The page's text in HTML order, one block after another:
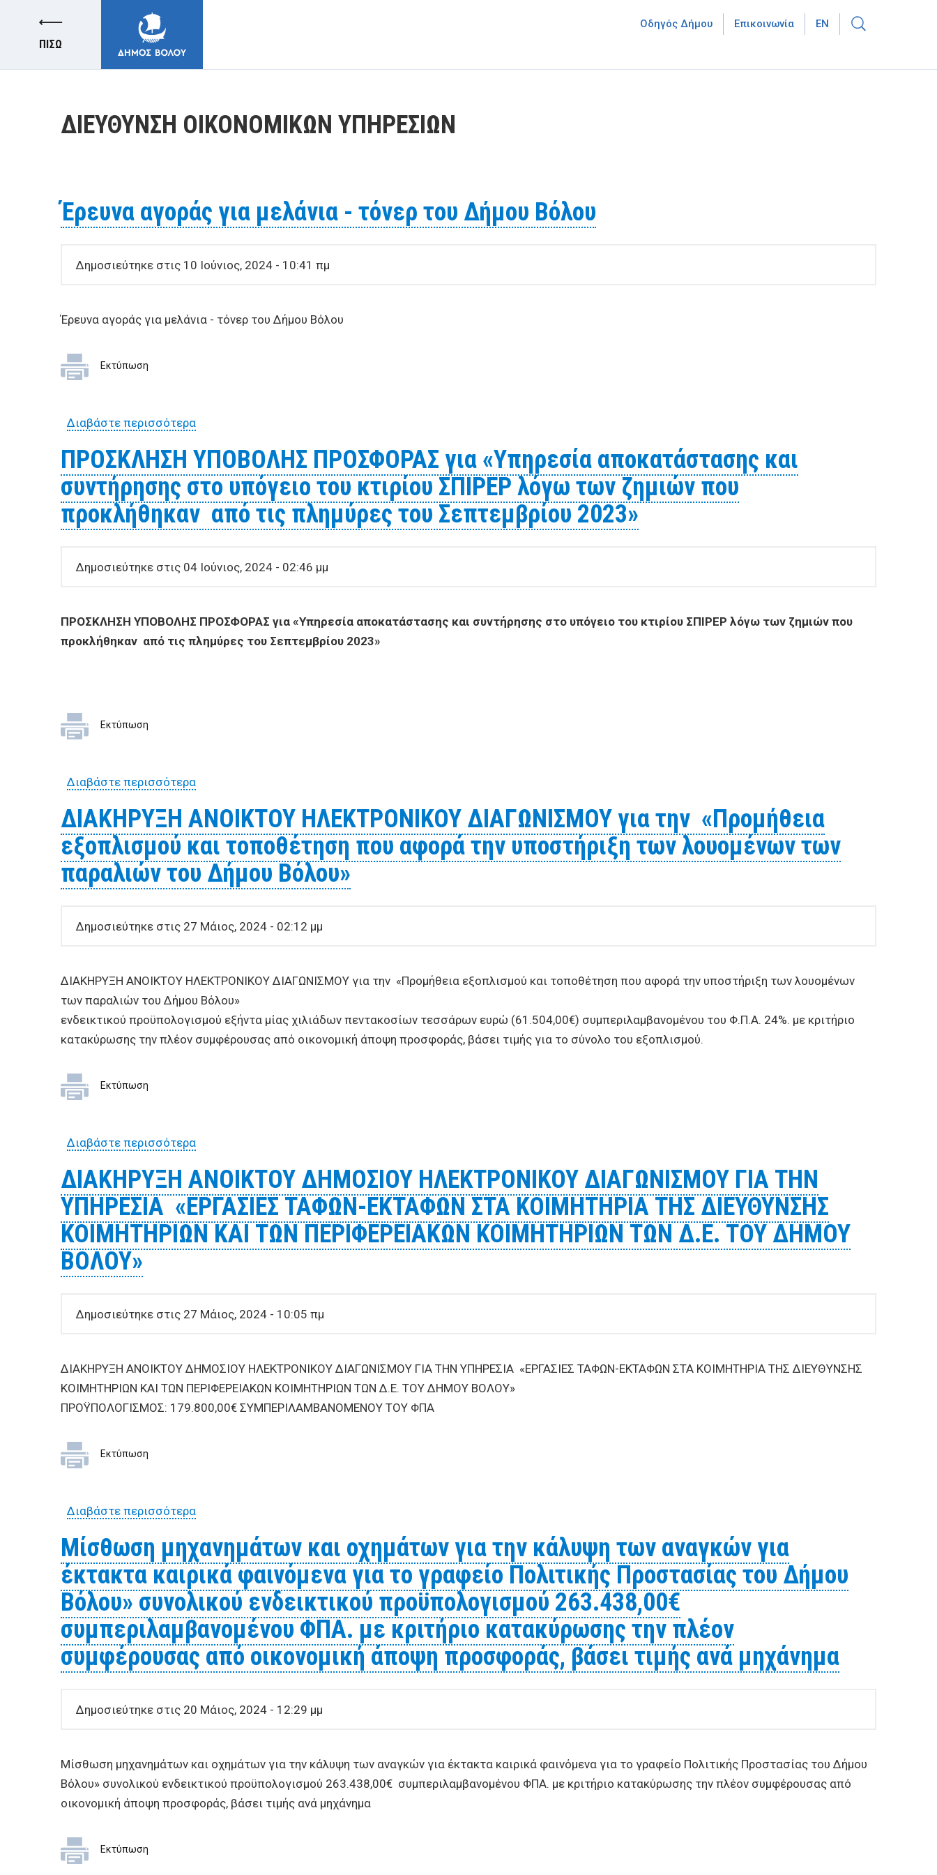
ΠΙΣΩ
ΕΠΙΧΕΙΡΗΣΕΙΣ
ΕΠΙΣΚΕΠΤΕΣ
Οδηγός Δήμου Επικοινωνία EN
ΔΙΕΥΘΥΝΣΗ ΟΙΚΟΝΟΜΙΚΩΝ ΥΠΗΡΕΣΙΩΝ
Έρευνα αγοράς για μελάνια - τόνερ του Δήμου Βόλου
Δημοσιεύτηκε στις 10 Ιούνιος, 2024 - 10:41 πμ
Έρευνα αγοράς για μελάνια - τόνερ του Δήμου Βόλου
Εκτύπωση
Διαβάστε περισσότεραγια Έρευνα αγοράς για μελάνια - τόνερ του Δήμου Βόλου
ΠΡΟΣΚΛΗΣΗ ΥΠΟΒΟΛΗΣ ΠΡΟΣΦΟΡΑΣ για «Υπηρεσία αποκατάστασης και
συντήρησης στο υπόγειο του κτιρίου ΣΠΙΡΕΡ λόγω των ζημιών που
προκλήθηκαν από τις πλημύρες του Σεπτεμβρίου 2023»
Δημοσιεύτηκε στις 04 Ιούνιος, 2024 - 02:46 μμ
ΠΡΟΣΚΛΗΣΗ ΥΠΟΒΟΛΗΣ ΠΡΟΣΦΟΡΑΣ για «Υπηρεσία αποκατάστασης και συντήρησης στο υπόγειο του κτιρίου ΣΠΙΡΕΡ λόγω των ζημιών που
προκλήθηκαν από τις πλημύρες του Σεπτεμβρίου 2023»
Εκτύπωση
Διαβάστε περισσότεραγια ΠΡΟΣΚΛΗΣΗ ΥΠΟΒΟΛΗΣ ΠΡΟΣΦΟΡΑΣ για «Υπηρεσία αποκατάστασης και συντήρησης στο υπόγειο του κτιρίου ΣΠΙΡΕΡ λόγω των
ΔΙΑΚΗΡΥΞΗ ΑΝΟΙKΤΟΥ ΗΛΕΚΤΡΟΝΙΚΟΥ ΔΙΑΓΩΝΙΣΜΟΥ για την «Προμήθεια
εξοπλισμού και τοποθέτηση που αφορά την υποστήριξη των λουομένων των
παραλιών του Δήμου Βόλου»
Δημοσιεύτηκε στις 27 Μάιος, 2024 - 02:12 μμ
ΔΙΑΚΗΡΥΞΗ ΑΝΟΙKΤΟΥ ΗΛΕΚΤΡΟΝΙΚΟΥ ΔΙΑΓΩΝΙΣΜΟΥ για την «Προμήθεια εξοπλισμού και τοποθέτηση που αφορά την υποστήριξη των λουομένων
των παραλιών του Δήμου Βόλου»
ενδεικτικού προϋπολογισμού εξήντα μίας χιλιάδων πεντακοσίων τεσσάρων ευρώ (61.504,00€) συμπεριλαμβανομένου του Φ.Π.Α. 24%. με κριτήριο
κατακύρωσης την πλέον συμφέρουσας από οικονομική άποψη προσφοράς, βάσει τιμής για το σύνολο του εξοπλισμού.
Εκτύπωση
Διαβάστε περισσότεραγια ΔΙΑΚΗΡΥΞΗ ΑΝΟΙKΤΟΥ ΗΛΕΚΤΡΟΝΙΚΟΥ ΔΙΑΓΩΝΙΣΜΟΥ για την «Προμήθεια εξοπλισμού και τοποθέτηση που αφορά την υποστήριξη
ΔΙΑΚΗΡΥΞΗ ΑΝΟΙΚΤΟΥ ΔΗΜΟΣΙΟΥ ΗΛΕΚΤΡΟΝΙΚΟΥ ΔΙΑΓΩΝΙΣΜΟΥ ΓΙΑ ΤΗΝ
ΥΠΗΡΕΣΙΑ «ΕΡΓΑΣΙΕΣ ΤΑΦΩΝ-ΕΚΤΑΦΩΝ ΣΤΑ ΚΟΙΜΗΤΗΡΙΑ ΤΗΣ ΔΙΕΥΘΥΝΣΗΣ
ΚΟΙΜΗΤΗΡΙΩΝ ΚΑΙ ΤΩΝ ΠΕΡΙΦΕΡΕΙΑΚΩΝ ΚΟΙΜΗΤΗΡΙΩΝ ΤΩΝ Δ.Ε. ΤΟΥ ΔΗΜΟΥ
ΒΟΛΟΥ»
Δημοσιεύτηκε στις 27 Μάιος, 2024 - 10:05 πμ
ΔΙΑΚΗΡΥΞΗ ΑΝΟΙΚΤΟΥ ΔΗΜΟΣΙΟΥ ΗΛΕΚΤΡΟΝΙΚΟΥ ΔΙΑΓΩΝΙΣΜΟΥ ΓΙΑ ΤΗΝ ΥΠΗΡΕΣΙΑ «ΕΡΓΑΣΙΕΣ ΤΑΦΩΝ-ΕΚΤΑΦΩΝ ΣΤΑ ΚΟΙΜΗΤΗΡΙΑ ΤΗΣ ΔΙΕΥΘΥΝΣΗΣ
ΚΟΙΜΗΤΗΡΙΩΝ ΚΑΙ ΤΩΝ ΠΕΡΙΦΕΡΕΙΑΚΩΝ ΚΟΙΜΗΤΗΡΙΩΝ ΤΩΝ Δ.Ε. ΤΟΥ ΔΗΜΟΥ ΒΟΛΟΥ»
ΠΡΟΫΠΟΛΟΓΙΣΜΟΣ: 179.800,00€ ΣΥΜΠΕΡΙΛΑΜΒΑΝΟΜΕΝΟΥ ΤΟΥ ΦΠΑ
Εκτύπωση
Διαβάστε περισσότεραγια ΔΙΑΚΗΡΥΞΗ ΑΝΟΙΚΤΟΥ ΔΗΜΟΣΙΟΥ ΗΛΕΚΤΡΟΝΙΚΟΥ ΔΙΑΓΩΝΙΣΜΟΥ ΓΙΑ ΤΗΝ ΥΠΗΡΕΣΙΑ «ΕΡΓΑΣΙΕΣ ΤΑΦΩΝ-ΕΚΤΑΦΩΝ ΣΤΑ ΚΟΙΜΗΤΗΡΙΑ
Μίσθωση μηχανημάτων και οχημάτων για την κάλυψη των αναγκών για
έκτακτα καιρικά φαινόμενα για το γραφείο Πολιτικής Προστασίας του Δήμου
Βόλου» συνολικού ενδεικτικού προϋπολογισμού 263.438,00€
συμπεριλαμβανομένου ΦΠΑ. με κριτήριο κατακύρωσης την πλέον
συμφέρουσας από οικονομική άποψη προσφοράς, βάσει τιμής ανά μηχάνημα
Δημοσιεύτηκε στις 20 Μάιος, 2024 - 12:29 μμ
Μίσθωση μηχανημάτων και οχημάτων για την κάλυψη των αναγκών για έκτακτα καιρικά φαινόμενα για το γραφείο Πολιτικής Προστασίας του Δήμου
Βόλου» συνολικού ενδεικτικού προϋπολογισμού 263.438,00€ συμπεριλαμβανομένου ΦΠΑ. με κριτήριο κατακύρωσης την πλέον συμφέρουσας από
οικονομική άποψη προσφοράς, βάσει τιμής ανά μηχάνημα
Εκτύπωση